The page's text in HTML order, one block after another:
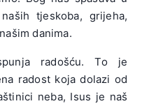
tjeskoba, grijeha,
danima.
radošću. To je
radost koja dolazi od
neba, Isus je naš